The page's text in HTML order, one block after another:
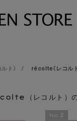
ト） récolte（レコル
（レコルト）の